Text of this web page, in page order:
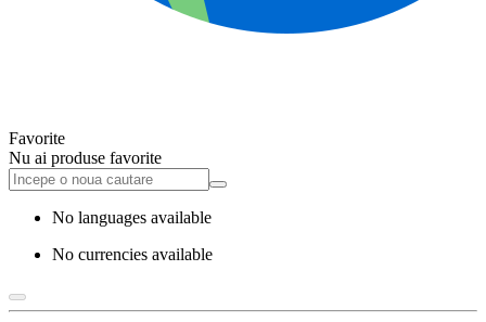
Favorite
Nu ai produse favorite
No languages available
No currencies available